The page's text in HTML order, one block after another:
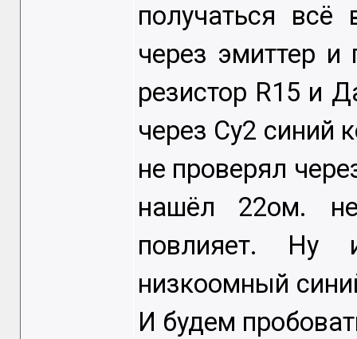
получаться
через эмиттер
резистор R15 и
через Cy2 синий
не проверял
нашёл 22ом.
повлияет. Ну
низкоомный
И будем